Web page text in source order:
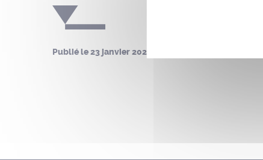
Publié le23 janvier 2026